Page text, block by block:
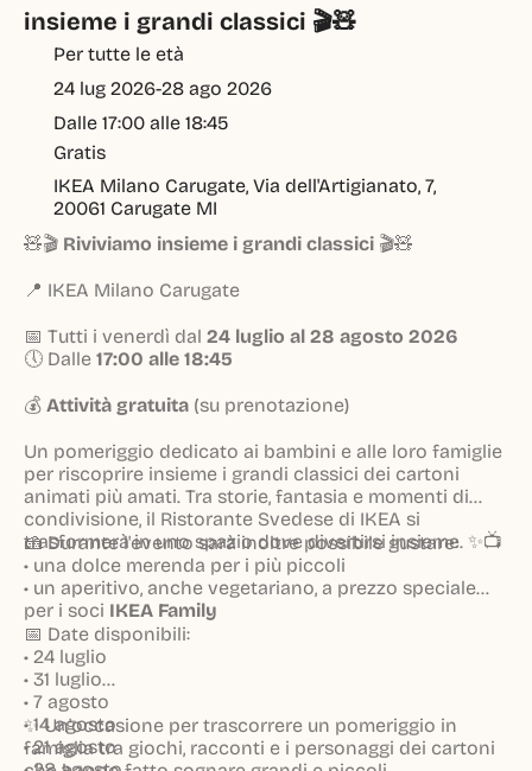
insieme i grandi classici 🎬🧸
Per tutte le età
24 lug 2026-28 ago 2026
Dalle 17:00 alle 18:45
Gratis
IKEA Milano Carugate, Via dell'Artigianato, 7,
20061 Carugate MI
🧸🎬 Riviviamo insieme i grandi classici 🎬🧸
📍 IKEA Milano Carugate
📅 Tutti i venerdì dal 24 luglio al 28 agosto 2026
🕔 Dalle 17:00 alle 18:45
💰 Attività gratuita (su prenotazione)
Un pomeriggio dedicato ai bambini e alle loro famiglie
per riscoprire insieme i grandi classici dei cartoni
animati più amati. Tra storie, fantasia e momenti di
condivisione, il Ristorante Svedese di IKEA si
trasformerà in uno spazio dove divertirsi insieme. ✨📺
🍰 Durante l'evento sarà inoltre possibile gustare:
• una dolce merenda per i più piccoli
• un aperitivo, anche vegetariano, a prezzo speciale
per i soci IKEA Family
📅 Date disponibili:
• 24 luglio
• 31 luglio
• 7 agosto
• 14 agosto
• 21 agosto
✨ Un'occasione per trascorrere un pomeriggio in
famiglia tra giochi, racconti e i personaggi dei cartoni